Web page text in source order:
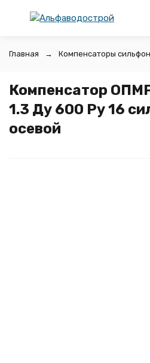
Главная Компенсаторы
Компенсатор
1.3 Ду 600 Ру 16
осевой